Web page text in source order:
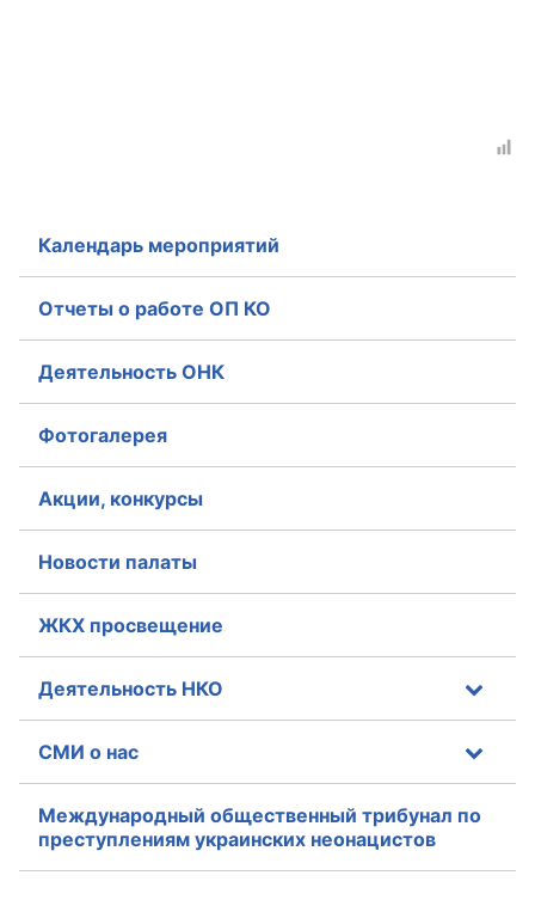
Календарь мероприятий
Отчеты о работе ОП КО
Деятельность ОНК
Фотогалерея
Акции, конкурсы
Новости палаты
ЖКХ просвещение
Деятельность НКО
СМИ о нас
Международный общественный трибунал по
преступлениям украинских неонацистов